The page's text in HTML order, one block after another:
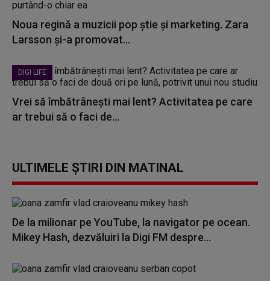
Noua regină a muzicii pop știe și marketing. Zara
Larsson și-a promovat...
DIGI LIFE
Vrei să îmbătrânești mai lent? Activitatea pe care
ar trebui să o faci de...
ULTIMELE ȘTIRI DIN MATINAL
De la milionar pe YouTube, la navigator pe ocean.
Mikey Hash, dezvăluiri la Digi FM despre...